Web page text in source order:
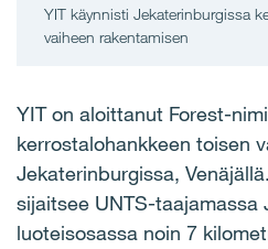
YIT käynnisti Jekaterinburgissa
vaiheen rakentamisen
YIT on aloittanut Forest-
kerrostalohankkeen toisen
Jekaterinburgissa,
sijaitsee UNTS-taajamassa
luoteisosassa noin 7